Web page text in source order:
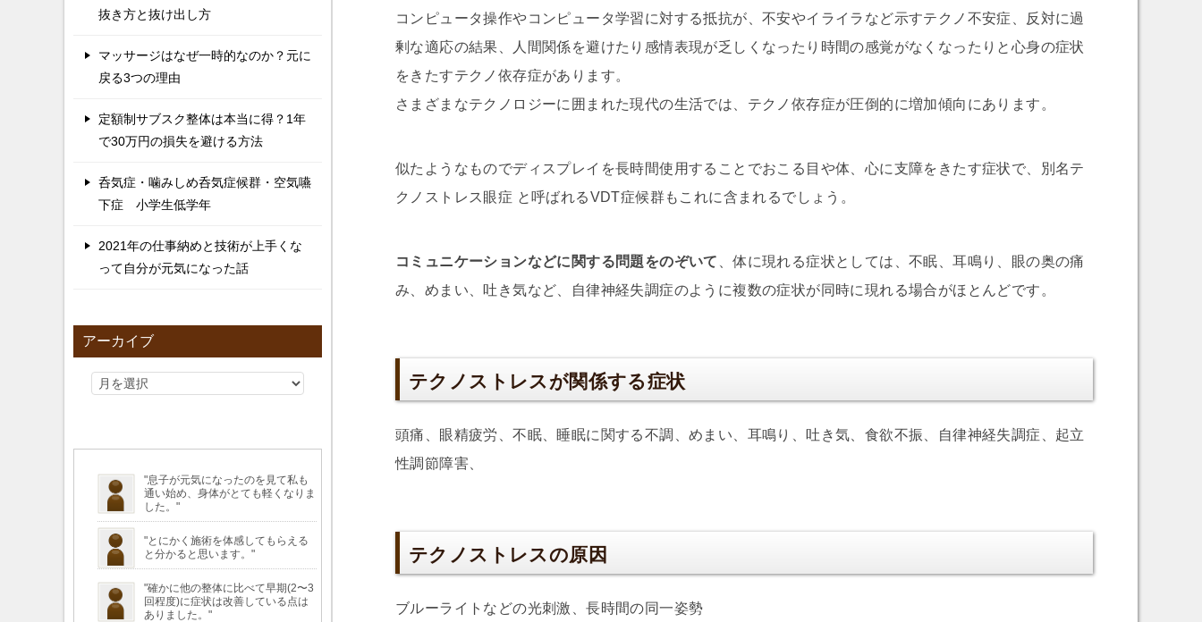
コンピュータ操作やコンピュータ学習に対する抵抗が、不安やイライラなど示すテクノ不安症、反対に過
剰な適応の結果、人間関係を避けたり感情表現が乏しくなったり時間の感覚がなくなったりと心身の症状
をきたすテクノ依存症があります。
さまざまなテクノロジーに囲まれた現代の生活では、テクノ依存症が圧倒的に増加傾向にあります。
似たようなものでディスプレイを長時間使用することでおこる目や体、心に支障をきたす症状で、別名テ
クノストレス眼症 と呼ばれるVDT症候群もこれに含まれるでしょう。
コミュニケーションなどに関する問題をのぞいて
、体に現れる症状としては、不眠、耳鳴り、眼の奥の痛
み、めまい、吐き気など、自律神経失調症のように複数の症状が同時に現れる場合がほとんどです。
テクノストレスが関係する症状
頭痛、眼精疲労、不眠、睡眠に関する不調、めまい、耳鳴り、吐き気、食欲不振、自律神経失調症、起立
性調節障害、
テクノストレスの原因
ブルーライトなどの光刺激、長時間の同一姿勢
抜き方と抜け出し方
マッサージはなぜ一時的なのか？元に
戻る3つの理由
定額制サブスク整体は本当に得？1年
で30万円の損失を避ける方法
呑気症・噛みしめ呑気症候群・空気嚥
下症 小学生低学年
2021年の仕事納めと技術が上手くな
って自分が元気になった話
アーカイブ
"息子が元気になったのを見て私も
通い始め、 身体がとても軽くなりま
した。"
"とにかく 施術を体感してもらえる
と分かると思います。"
"確かに他の整体に比べて早期(2〜3
回程度)に症状は改善している点は
ありました。"